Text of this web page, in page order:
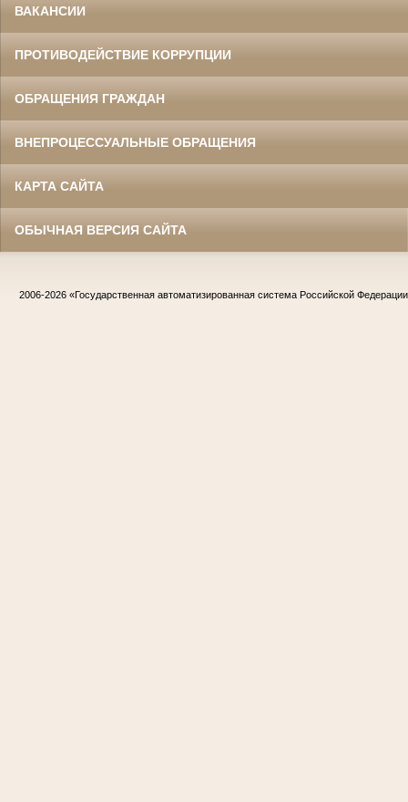
ВАКАНСИИ
ПРОТИВОДЕЙСТВИЕ КОРРУПЦИИ
ОБРАЩЕНИЯ ГРАЖДАН
ВНЕПРОЦЕССУАЛЬНЫЕ ОБРАЩЕНИЯ
КАРТА САЙТА
ОБЫЧНАЯ ВЕРСИЯ САЙТА
2006-2026 «Государственная автоматизированная система Российской